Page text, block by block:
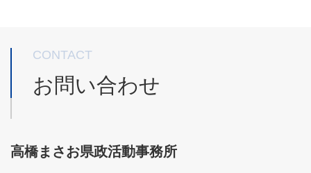
CONTACT
お問い合わせ
高橋まさお県政活動事務所